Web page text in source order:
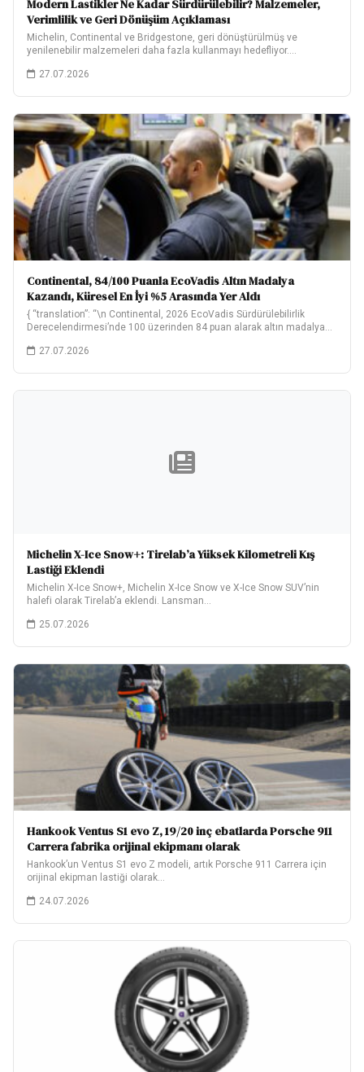
Modern Lastikler Ne Kadar Sürdürülebilir? Malzemeler,
Verimlilik ve Geri Dönüşüm Açıklaması
Michelin, Continental ve Bridgestone, geri dönüştürülmüş ve
yenilenebilir malzemeleri daha fazla kullanmayı hedefliyor.
27.07.2026
Continental, 84/100 Puanla EcoVadis Altın Madalya
Kazandı, Küresel En İyi %5 Arasında Yer Aldı
{ “translation”: “\n Continental, 2026 EcoVadis Sürdürülebilirlik
Derecelendirmesi’nde 100 üzerinden 84 puan alarak altın madalya…
27.07.2026
Michelin X-Ice Snow+: Tirelab’a Yüksek Kilometreli Kış
Lastiği Eklendi
Michelin X-Ice Snow+, Michelin X-Ice Snow ve X-Ice Snow SUV’nin
halefi olarak Tirelab’a eklendi. Lansman…
25.07.2026
Hankook Ventus S1 evo Z, 19/20 inç ebatlarda Porsche 911
Carrera fabrika orijinal ekipmanı olarak
Hankook’un Ventus S1 evo Z modeli, artık Porsche 911 Carrera için
orijinal ekipman lastiği olarak…
24.07.2026